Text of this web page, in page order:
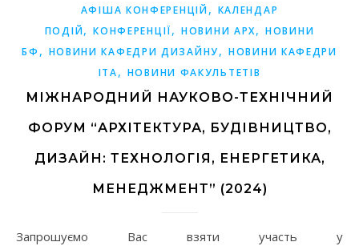
АФІША КОНФЕРЕНЦІЙ, КАЛЕНДАР
ПОДІЙ,КОНФЕРЕНЦІЇ, НОВИНИ АРХ, НОВИНИ
БФ , НОВИНИ КАФЕДРИ ДИЗАЙНУ, НОВИНИ КАФЕДРИ
ІТА, НОВИНИ ФАКУЛЬТЕТІВ
МІЖНАРОДНИЙ НАУКОВО-ТЕХНІЧНИЙ
ФОРУМ “АРХІТЕКТУРА, БУДІВНИЦТВО,
ДИЗАЙН: ТЕХНОЛОГІЯ, ЕНЕРГЕТИКА,
МЕНЕДЖМЕНТ” (2024)
Запрошуємо Вас взяти участь у